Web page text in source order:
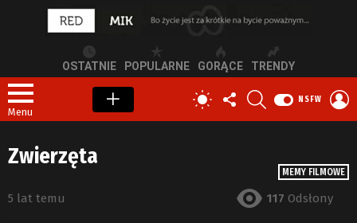
OSTATNIE POPULARNE GORĄCE TRENDY
Menu
PRZEŁĄCZ
SKÓRKĘ
OBSERWUJ
NAS
NSFW
MEMY FILMOWE
Zwierzęta
5 lat temu 117 Odsłony